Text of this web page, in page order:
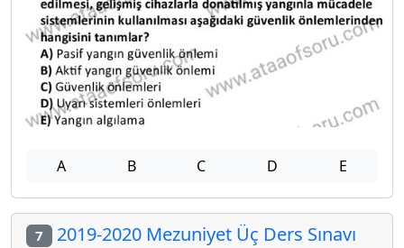
A B C D E
7 2019-2020 Mezuniyet Üç Ders Sınavı